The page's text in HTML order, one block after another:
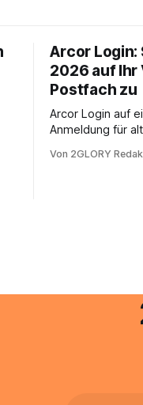
Arcor Login:
2026 auf Ihr
Postfach zu
Arcor Login auf
Anmeldung für
noch eine e mail
Von 2GLORY